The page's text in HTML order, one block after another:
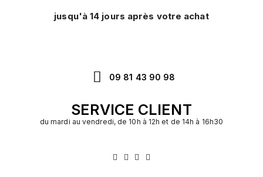
jusqu'à 14 jours après votre achat
09 81 43 90 98
SERVICE CLIENT
du mardi au vendredi, de 10h à 12h et de 14h à 16h30